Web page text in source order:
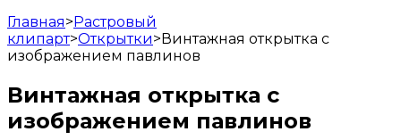
Главная>Растровый
клипарт>Открытки>Винтажная открытка с
изображением павлинов
Винтажная открытка с
изображением павлинов